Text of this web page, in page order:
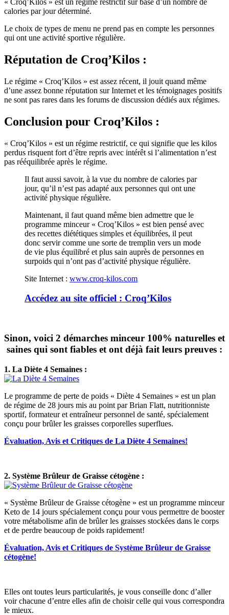
« Croq’Kilos » est un régime restrictif sur base d’un nombre de
calories par jour déterminé.
Le choix de types de menu ne prend pas en compte les personnes
qui ont une activité sportive régulière.
Réputation de Croq’Kilos :
Le régime « Croq’Kilos » est assez récent, il jouit quand même
d’une assez bonne réputation sur Internet et les témoignages positifs
ne sont pas rares dans les forums de discussion dédiés aux régimes.
Conclusion pour Croq’Kilos :
« Croq’Kilos » est un régime restrictif, ce qui signifie que les kilos
perdus risquent fort d’être repris avec intérêt si l’alimentation n’est
pas rééquilibrée après le régime.
Il faut aussi savoir, à la vue du nombre de calories par
jour, qu’il n’est pas adapté aux personnes qui ont une
activité physique régulière.
Maintenant, il faut quand même bien admettre que le
programme minceur « Croq’Kilos » est bien pensé avec
des recettes diététiques simples et équilibrées, il peut
donc servir comme une sorte de tremplin vers un mode
de vie plus équilibré et plus sain auprès de personnes en
surpoids qui n’ont pas d’activité physique régulière.
Site Internet : www.croq-kilos.com
Accédez au site officiel : Croq’Kilos
Sinon, voici 2 démarches minceur 100% naturelles et
saines qui sont fiables et ont déjà fait leurs preuves :
1. La Diète 4 Semaines :
Le programme de perte de poids « Diète 4 Semaines » est un plan
de régime de 28 jours mis au point par Brian Flatt, nutritionniste
sportif, formateur et entraîneur personnel de santé, spécialement
conçu pour brûler les graisses corporelles superflues.
Évaluation, Avis et Critiques de La Diète 4 Semaines!
2. Système Brûleur de Graisse cétogène :
« Système Brûleur de Graisse cétogène » est un programme minceur
Keto de 14 jours spécialement conçu pour vous permettre de booster
votre métabolisme afin de brûler les graisses stockées dans le corps
et de perdre beaucoup de poids rapidement!
Évaluation, Avis et Critiques de Système Brûleur de Graisse
cétogène!
Elles ont toutes leurs particularités, je vous conseille donc d’aller
voir chacune d’entre elles afin de choisir celle qui vous correspondra
le mieux.